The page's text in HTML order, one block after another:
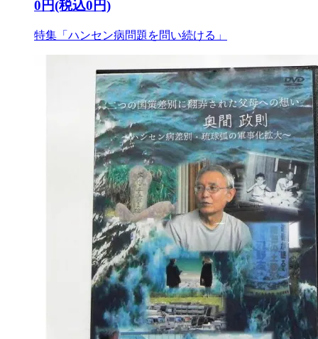
0円(税込0円)
特集「ハンセン病問題を問い続ける」